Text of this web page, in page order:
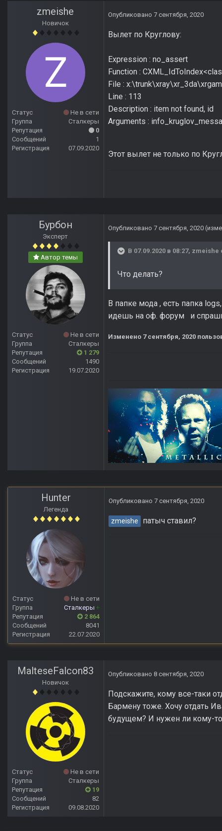
zmeishe
Новичок
Статус
Не в сети
Группа
Сталкеры
Репутация
0
Сообщений
1
Регистрация
07.09.2020
Опубликовано 7 сентября, 2020
Вылет по Круглову:
Expression : no_assert
Function :
File :
Line : 113
Description : item not found, id
Arguments :
Этот вылет не только по
Бурбон
Эксперт
Автор темы
Статус
Не в сети
Группа
Сталкеры
Репутация
1 279
Сообщений
1490
Регистрация
19.07.2020
Опубликовано 7 сентября, 2020
В 07.09.2020 в 08:27, zmeishe
Что делать?
В папке мода , есть папка
идешь на оф. форум и
Изменено 7 сентября, 2020
Hunter
Легенда
Статус
Не в сети
Группа
Сталкеры +
Репутация
2 864
Сообщений
8041
Регистрация
22.07.2020
Опубликовано 7 сентября, 2020
zmeishe патыч ставил?
MalteseFalcon83
Новичок
Статус
Не в сети
Группа
Сталкеры
Репутация
19
Сообщений
82
Регистрация
09.08.2020
Опубликовано 8 сентября, 2020
Подскажите, кому все-таки
Бармену тоже. Хочу отдать
будущем? И нужен ли кому-